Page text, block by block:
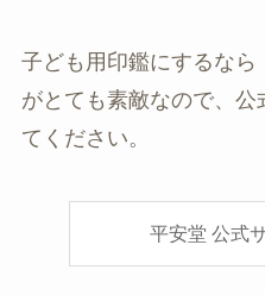
子ども用印鑑にするなら
がとても素敵なので、
てください。
平安堂 公式